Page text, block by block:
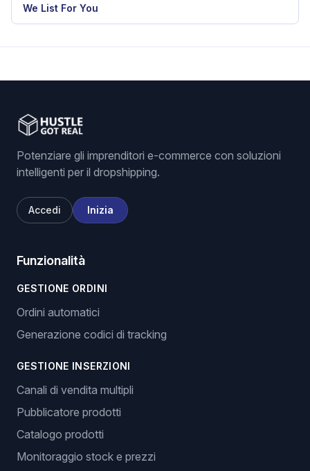
We List For You
Potenziare gli imprenditori e-commerce con soluzioni
intelligenti per il dropshipping.
Accedi Inizia
Funzionalità
GESTIONE ORDINI
Ordini automatici
Generazione codici di tracking
GESTIONE INSERZIONI
Canali di vendita multipli
Pubblicatore prodotti
Catalogo prodotti
Monitoraggio stock e prezzi